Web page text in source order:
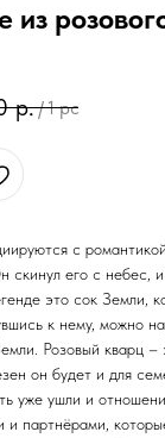
из
р./1 pc
с
скинул его с небес,
это сок Земли,
к нему, можно
Розовый кварц –
он будет и для
уже ушли и
и партнёрами,